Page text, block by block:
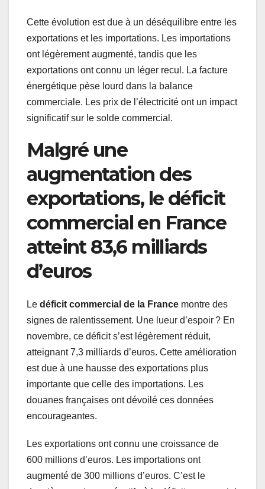
Cette évolution est due à un déséquilibre entre les
exportations et les importations. Les importations
ont légèrement augmenté, tandis que les
exportations ont connu un léger recul. La facture
énergétique pèse lourd dans la balance
commerciale. Les prix de l’électricité ont un impact
significatif sur le solde commercial.
Malgré une
augmentation des
exportations, le déficit
commercial en France
atteint 83,6 milliards
d’euros
Le déficit commercial de la France montre des
signes de ralentissement. Une lueur d’espoir ? En
novembre, ce déficit s’est légèrement réduit,
atteignant 7,3 milliards d’euros. Cette amélioration
est due à une hausse des exportations plus
importante que celle des importations. Les
douanes françaises ont dévoilé ces données
encourageantes.
Les exportations ont connu une croissance de
600 millions d’euros. Les importations ont
augmenté de 300 millions d’euros. C’est le